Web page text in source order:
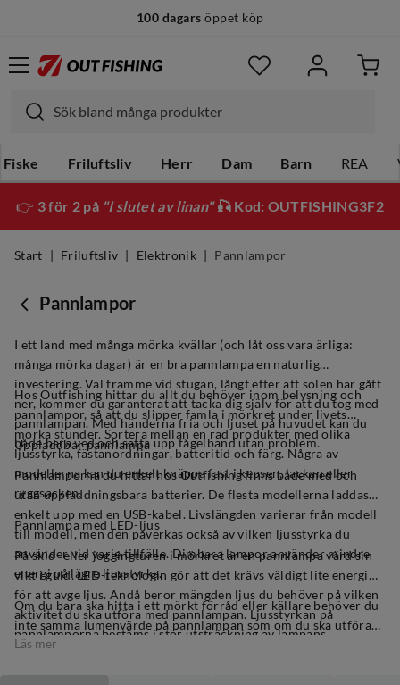
100 dagars öppet köp
Fiske Friluftsliv Herr Dam Barn REA
👉 3 för 2 på "I slutet av linan"🎣 Kod: OUTFISHING3F2
Start Friluftsliv Elektronik Pannlampor
Pannlampor
I ett land med många mörka kvällar (och låt oss vara ärliga:
många mörka dagar) är en bra pannlampa en naturlig
investering. Väl framme vid stugan, långt efter att solen har gått
ner, kommer du garanterat att tacka dig själv för att du tog med
pannlampan. Med händerna fria och ljuset på huvudet kan du
både bära ved och sätta upp fågelband utan problem.
Hos Outfishing hittar du allt du behöver inom belysning och
pannlampor, så att du slipper famla i mörkret under livets
mörka stunder. Sortera mellan en rad produkter med olika
ljusstyrka, fästanordningar, batteritid och färg. Några av
modellerna kan du enkelt knäppa fast i kepsen, jackan eller
ryggsäcken.
Uppladdbar pannlampa
Pannlamporna du hittar hos Outfishing finns både med och
utan uppladdningsbara batterier. De flesta modellerna laddas
enkelt upp med en USB-kabel. Livslängden varierar från modell
till modell, men den påverkas också av vilken ljusstyrka du
använder vid varje tillfälle. Dimbara lampor använder mindre
energi på lägre ljusstyrka.
Pannlampa med LED-ljus
På skid- eller joggingturen i mörkret är en pannlampa värd sin
vikt i guld. LED-teknologin gör att det krävs väldigt lite energi
för att avge ljus. Ändå beror mängden ljus du behöver på vilken
aktivitet du ska utföra med pannlampan. Ljusstyrkan på
pannlamporna bestäms i stor utsträckning av lampans
Om du bara ska hitta i ett mörkt förråd eller källare behöver du
inte samma lumenvärde på pannlampan som om du ska utföra
aktiviteter i hög hastighet utomhus. Hos Outfishing hittar du
Läs mer